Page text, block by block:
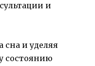
и
сна и уделяя
состоянию